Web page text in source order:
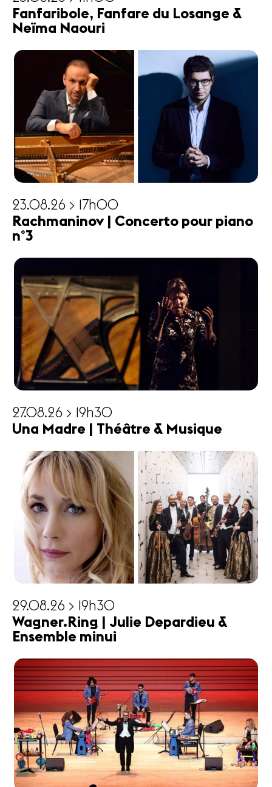
Fanfaribole, Fanfare du Losange &
Neïma Naouri
23.08.26 > 17h00
Rachmaninov | Concerto pour piano
n°3
27.08.26 > 19h30
Una Madre | Théâtre & Musique
29.08.26 > 19h30
Wagner.Ring | Julie Depardieu &
Ensemble minui